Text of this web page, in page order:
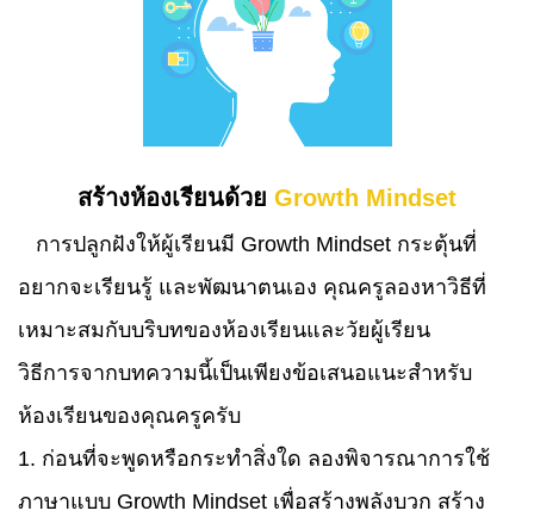
สร้างห้องเรียนด้วย Growth Mindset
การปลูกฝังให้ผู้เรียนมี Growth Mindset กระตุ้นที่
อยากจะเรียนรู้ และพัฒนาตนเอง คุณครูลองหาวิธีที่
เหมาะสมกับบริบทของห้องเรียนและวัยผู้เรียน
วิธีการจากบทความนี้เป็นเพียงข้อเสนอแนะสำหรับ
ห้องเรียนของคุณครูครับ
1. ก่อนที่จะพูดหรือกระทำสิ่งใด ลองพิจารณาการใช้
ภาษาแบบ Growth Mindset เพื่อสร้างพลังบวก สร้าง